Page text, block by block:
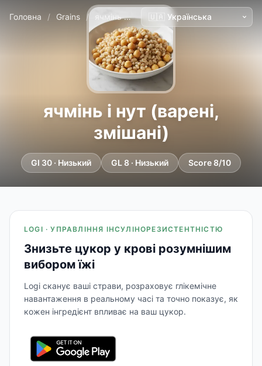
Головна / Grains / ячмінь і нут (варені, змішані)
ячмінь і нут (варені,
змішані)
GI 30 · Низький GL 8 · Низький Score 8/10
LOGI · УПРАВЛІННЯ ІНСУЛІНОРЕЗИСТЕНТНІСТЮ
Знизьте цукор у крові розумнішим
вибором їжі
Logi сканує ваші страви, розраховує глікемічне
навантаження в реальному часі та точно показує, як
кожен інгредієнт впливає на ваш цукор.